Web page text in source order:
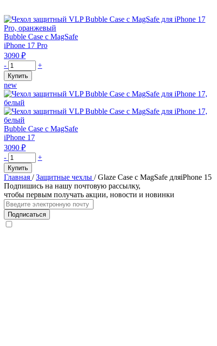
Bubble Case с MagSafe
iPhone 17 Pro
3090 ₽
Количество
товара
Чехол
защитный
VLP
Bubble
Case
с
MagSafe
для
iPhone
17
Pro,
оранжевый
- +
Купить
new
Bubble Case с MagSafe
iPhone 17
3090 ₽
Количество
товара
Чехол
защитный
VLP
Bubble
Case
с
MagSafe
- +
Купить
Главная / Защитные чехлы / Glaze Case с MagSafe дляiPhone 15
Подпишись на нашу почтовую рассылку,
чтобы первым получать акции, новости и новинки
Подписаться